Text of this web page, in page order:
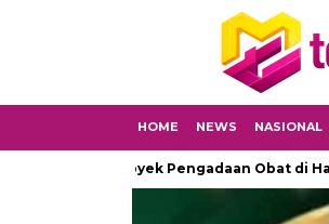
HOME NEWS NASIONAL
Proyek Pengadaan Obat di Halbar,